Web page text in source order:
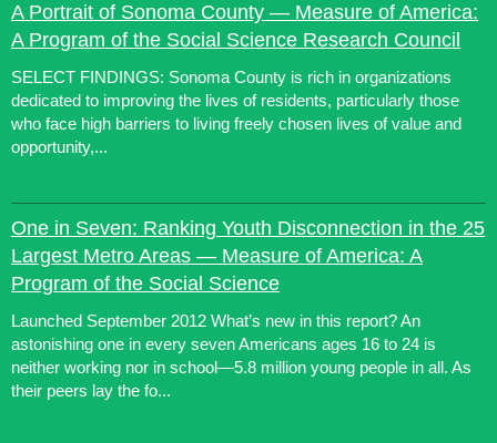
A Portrait of Sonoma County — Measure of America:
A Program of the Social Science Research Council
SELECT FINDINGS: Sonoma County is rich in organizations
dedicated to improving the lives of residents, particularly those
who face high barriers to living freely chosen lives of value and
opportunity,...
One in Seven: Ranking Youth Disconnection in the 25
Largest Metro Areas — Measure of America: A
Program of the Social Science
Launched September 2012 What’s new in this report? An
astonishing one in every seven Americans ages 16 to 24 is
neither working nor in school—5.8 million young people in all. As
their peers lay the fo...